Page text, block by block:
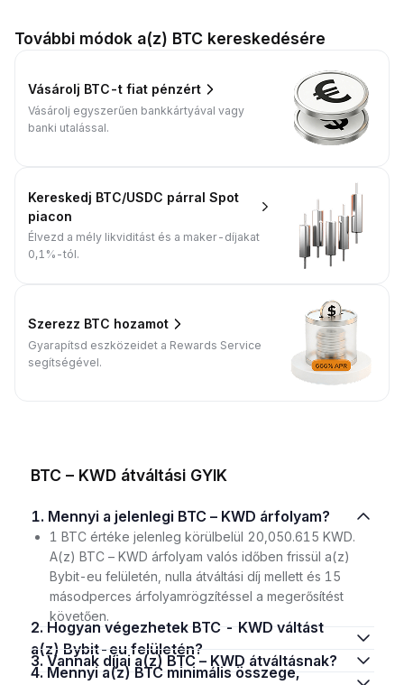
További módok a(z) BTC kereskedésére
Vásárolj BTC-t fiat pénzért
Vásárolj egyszerűen bankkártyával vagy
banki utalással.
Kereskedj BTC/USDC párral Spot
piacon
Élvezd a mély likviditást és a maker-díjakat
0,1%-tól.
Szerezz BTC hozamot
Gyarapítsd eszközeidet a Rewards Service
segítségével.
BTC – KWD átváltási GYIK
1. Mennyi a jelenlegi BTC – KWD árfolyam?
1 BTC értéke jelenleg körülbelül 20,050.615 KWD.
A(z) BTC – KWD árfolyam valós időben frissül a(z)
Bybit-eu felületén, nulla átváltási díj mellett és 15
másodperces árfolyamrögzítéssel a megerősítést
követően.
2. Hogyan végezhetek BTC - KWD váltást
a(z) Bybit-eu felületén?
3. Vannak díjai a(z) BTC – KWD átváltásnak?
4. Mennyi a(z) BTC minimális összege,